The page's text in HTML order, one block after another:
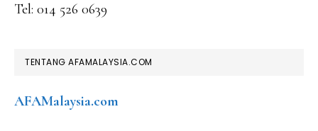
Tel: 014 526 0639
TENTANG AFAMALAYSIA.COM
AFAMalaysia.com